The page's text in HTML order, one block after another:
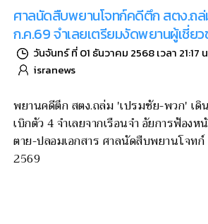
ศาลนัดสืบพยานโจทก์คดีตึก สตง.ถล่
ก.ค.69 จำเลยเตรียมงัดพยานผู้เชี่ย
วันจันทร์ ที่ 01 ธันวาคม 2568 เวลา 21:17
isranews
พยานคดีตึก สตง.ถล่ม 'เปรมชัย-พวก' เดิ
เบิกตัว 4 จำเลยจากเรือนจำ อัยการฟ้อง
ตาย-ปลอมเอกสาร ศาลนัดสืบพยานโจทก์
2569